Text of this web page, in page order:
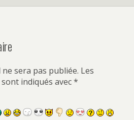
sera pas publiée. Les
indiqués avec*